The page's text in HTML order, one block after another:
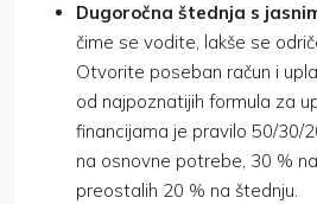
Dugoročna štednja s
čime se vodite, lakše se
Otvorite poseban račun i
od najpoznatijih formula za
financijama je pravilo 50/30/
na osnovne potrebe, 30 %
preostalih 20 % na štednju.